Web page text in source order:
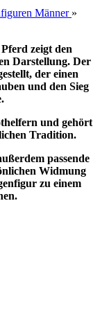
Männer »
zeigt den
Darstellung. Der
der einen
und den Sieg
und gehört
Tradition.
passende
Widmung
zu einem